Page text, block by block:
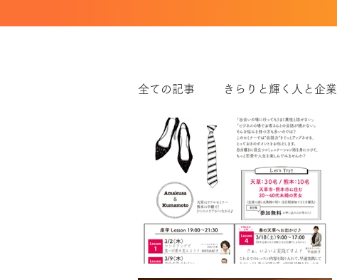
全ての記事 きらりと輝く人と企業
ワークライフバランス 実績